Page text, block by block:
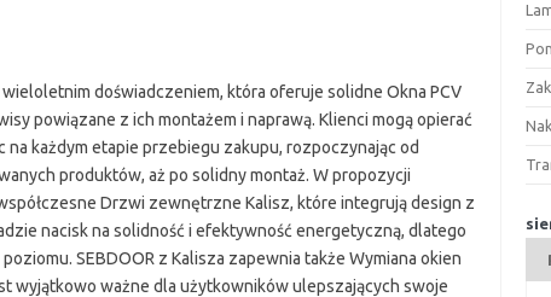
wieloletnim doświadczeniem, która oferuje solidne Okna PCV
powiązane z ich montażem i naprawą. Klienci mogą opierać
na każdym etapie przebiegu zakupu, rozpoczynając od
produktów, aż po solidny montaż. W propozycji
Drzwi zewnętrzne Kalisz, które integrują design z
nacisk na solidność i efektywność energetyczną, dlatego
SEBDOOR z Kalisza zapewnia także Wymiana okien
wyjątkowo ważne dla użytkowników ulepszających swoje